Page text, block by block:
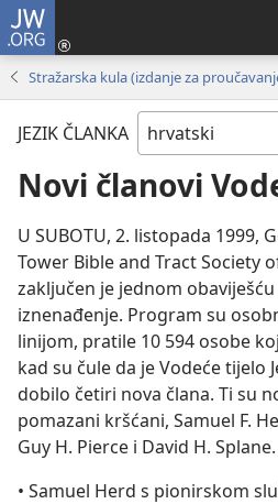
JW.ORG
JEZIK ČLANKA
Novi članovi
U SUBOTU, 2. listopada 1999,
Tower Bible and Tract Society
zaključen je jednom
iznenađenje. Program su
linijom, pratile 10 594 osobe
kad su čule da je Vodeće tijelo
dobilo četiri nova člana. Ti su
pomazani kršćani, Samuel F.
Guy H. Pierce i David H. Splane.
• Samuel Herd s pionirskom